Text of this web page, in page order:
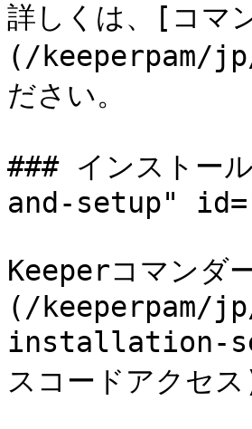
詳しくは、[コマ
(/keeperpam/
ださい。
### インスト
and-setup"
Keeperコマンダ
(/keeperpam/
installation-
スコードアクセ